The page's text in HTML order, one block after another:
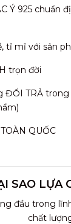
Ý 925 chuẩn
tỉ mỉ với sản
trọn đời
TRẢ trong
QUỐC
SAO LỰA
đầu trong
chất